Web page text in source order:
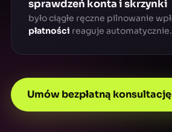
sprawdzeń konta i skrzynki
było ciągłe ręczne pilnowanie
płatności reaguje automatycznie.
Umów bezpłatną konsultację